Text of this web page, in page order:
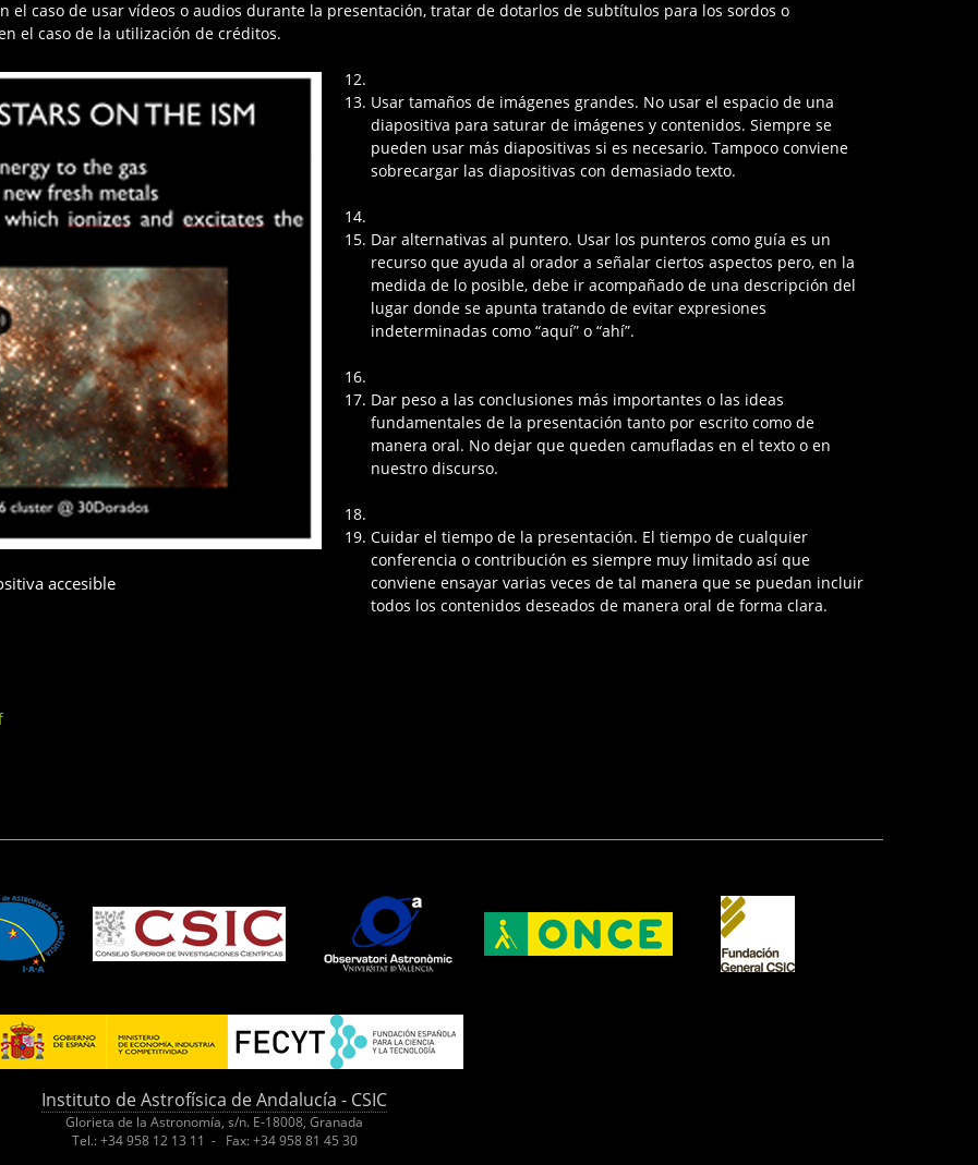
el caso de usar vídeos o audios durante la presentación, tratar de dotarlos de subtítulos para los sordos o
el caso de la utilización de créditos.
accesible
Usar tamaños de imágenes grandes. No usar el espacio de una
diapositiva para saturar de imágenes y contenidos. Siempre se
pueden usar más diapositivas si es necesario. Tampoco conviene
sobrecargar las diapositivas con demasiado texto.
Dar alternativas al puntero. Usar los punteros como guía es un
recurso que ayuda al orador a señalar ciertos aspectos pero, en la
medida de lo posible, debe ir acompañado de una descripción del
lugar donde se apunta tratando de evitar expresiones
indeterminadas como “aquí” o “ahí”.
Dar peso a las conclusiones más importantes o las ideas
fundamentales de la presentación tanto por escrito como de
manera oral. No dejar que queden camufladas en el texto o en
nuestro discurso.
Cuidar el tiempo de la presentación. El tiempo de cualquier
conferencia o contribución es siempre muy limitado así que
conviene ensayar varias veces de tal manera que se puedan incluir
todos los contenidos deseados de manera oral de forma clara.
Instituto de Astrofísica de Andalucía - CSIC
Glorieta de la Astronomía, s/n. E-18008, Granada
Tel.: +34 958 12 13 11 - Fax: +34 958 81 45 30